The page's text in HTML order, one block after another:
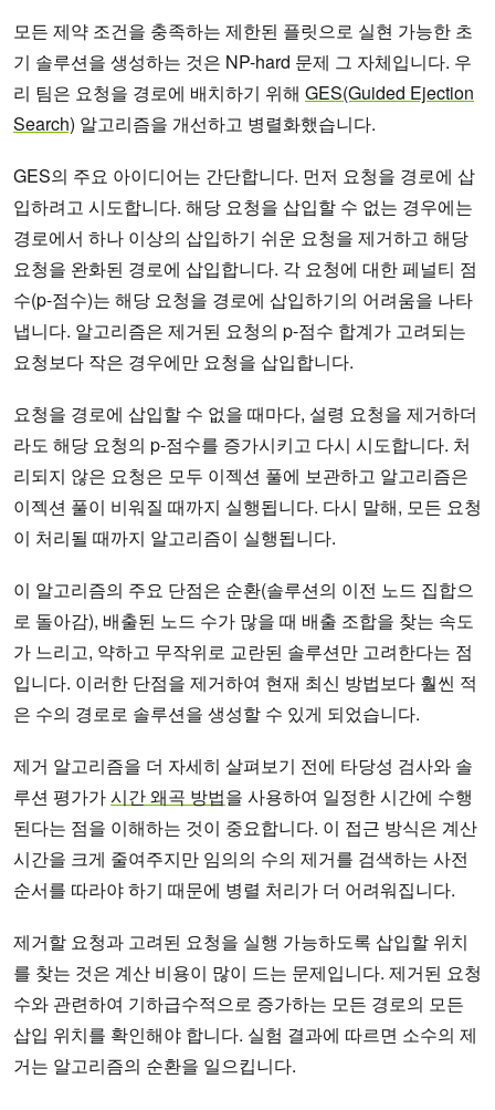
모든 제약 조건을 충족하는 제한된 플릿으로 실현 가능한 초
기 솔루션을 생성하는 것은 NP-hard 문제 그 자체입니다. 우
리 팀은 요청을 경로에 배치하기 위해 GES(Guided Ejection
Search) 알고리즘을 개선하고 병렬화했습니다.
GES의 주요 아이디어는 간단합니다. 먼저 요청을 경로에 삽
입하려고 시도합니다. 해당 요청을 삽입할 수 없는 경우에는
경로에서 하나 이상의 삽입하기 쉬운 요청을 제거하고 해당
요청을 완화된 경로에 삽입합니다. 각 요청에 대한 페널티 점
수(p-점수)는 해당 요청을 경로에 삽입하기의 어려움을 나타
냅니다. 알고리즘은 제거된 요청의 p-점수 합계가 고려되는
요청보다 작은 경우에만 요청을 삽입합니다.
요청을 경로에 삽입할 수 없을 때마다, 설령 요청을 제거하더
라도 해당 요청의 p-점수를 증가시키고 다시 시도합니다. 처
리되지 않은 요청은 모두 이젝션 풀에 보관하고 알고리즘은
이젝션 풀이 비워질 때까지 실행됩니다. 다시 말해, 모든 요청
이 처리될 때까지 알고리즘이 실행됩니다.
이 알고리즘의 주요 단점은 순환(솔루션의 이전 노드 집합으
로 돌아감), 배출된 노드 수가 많을 때 배출 조합을 찾는 속도
가 느리고, 약하고 무작위로 교란된 솔루션만 고려한다는 점
입니다. 이러한 단점을 제거하여 현재 최신 방법보다 훨씬 적
은 수의 경로로 솔루션을 생성할 수 있게 되었습니다.
제거 알고리즘을 더 자세히 살펴보기 전에 타당성 검사와 솔
루션 평가가시간 왜곡 방법을 사용하여 일정한 시간에 수행
된다는 점을 이해하는 것이 중요합니다. 이 접근 방식은 계산
시간을 크게 줄여주지만 임의의 수의 제거를 검색하는 사전
순서를 따라야 하기 때문에 병렬 처리가 더 어려워집니다.
제거할 요청과 고려된 요청을 실행 가능하도록 삽입할 위치
를 찾는 것은 계산 비용이 많이 드는 문제입니다. 제거된 요청
수와 관련하여 기하급수적으로 증가하는 모든 경로의 모든
삽입 위치를 확인해야 합니다. 실험 결과에 따르면 소수의 제
거는 알고리즘의 순환을 일으킵니다.